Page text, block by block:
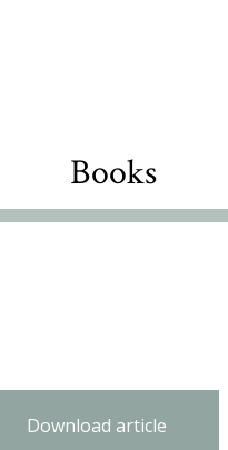
Books
Download article